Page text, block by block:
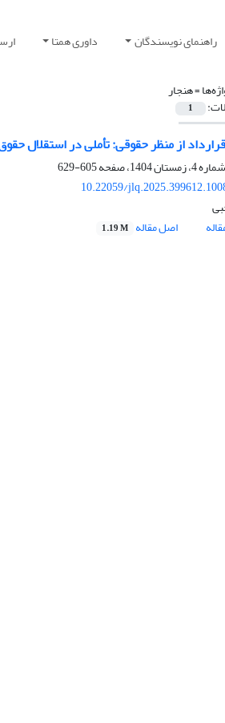
راهنمای نویسندگان داوری همتا
=هنجار
1
از منظر حقوقی: تأملی در استقلال
605-629
10.22059/
اصل مقاله 1.19 M